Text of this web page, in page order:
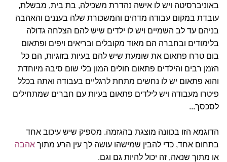
באוניברסיטה ויש לו אישה נהדרת משכילה, בת בית, מבשלת,
עובדת במקום עבודה מדהים והמשכורת שלה בעננים והאהבה
בניהם עד לב השמיים ויש לו ילדים שיש להם הצלחה גדולה
בלימודים ובחברה הם מאוד מקובלים ובריאים ויפים ופתאום
בום טרח פתאום את שומעת שיש להם בעיות בזוגיות, הם כל
הזמן רבים והילדים פתאום חולים המון בלי שום סיבה מיוחדת
והוא פתאום יש לו נחשים מתחת לרגליים בעבודה ואתה בכלל
פיטרו מעבודה ויש לילדים פתאום בעיות עם חברים שמתחילים
לסכסך...
הדוגמא הזו בכוונה מוצגת בהגזמה. מספיק שיש עיכוב אחד
בתחום אחד, כדי להבין שמישהו עושה לך עין הרע מתוך אהבה
או מתוך שנאה, זה יכול להיות גם וגם.